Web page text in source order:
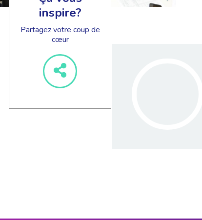
inspire?
Partagez votre coup de
cœur